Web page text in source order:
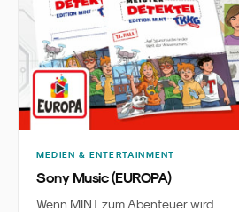
MEDIEN & ENTERTAINMENT
Sony Music (EUROPA)
Wenn MINT zum Abenteuer wird